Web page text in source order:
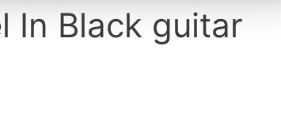
In Black guitar